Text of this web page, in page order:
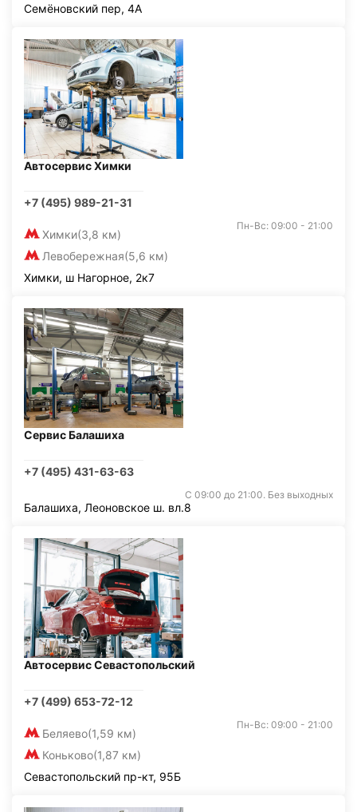
Семёновский пер, 4А
Автосервис Химки
+7 (495) 989-21-31
Химки(3,8 км)
Левобережная(5,6 км)
Пн-Вс: 09:00 - 21:00
Химки, ш Нагорное, 2к7
Сервис Балашиха
+7 (495) 431-63-63
С 09:00 до 21:00. Без выходных
Балашиха, Леоновское ш. вл.8
Автосервис Севастопольский
+7 (499) 653-72-12
Беляево(1,59 км)
Коньково(1,87 км)
Пн-Вс: 09:00 - 21:00
Севастопольский пр-кт, 95Б